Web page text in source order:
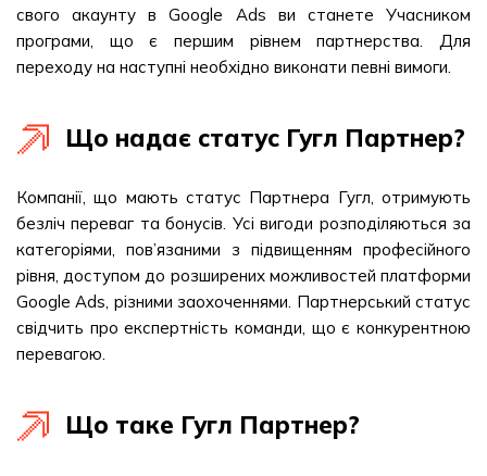
свого акаунту в Google Ads ви станете Учасником
програми, що є першим рівнем партнерства. Для
переходу на наступні необхідно виконати певні вимоги.
Що надає статус Гугл Партнер?
Компанії, що мають статус Партнера Гугл, отримують
безліч переваг та бонусів. Усі вигоди розподіляються за
категоріями, пов’язаними з підвищенням професійного
рівня, доступом до розширених можливостей платформи
Google Ads, різними заохоченнями. Партнерський статус
свідчить про експертність команди, що є конкурентною
перевагою.
Що таке Гугл Партнер?